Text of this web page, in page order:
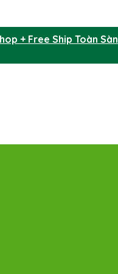
+ Free Ship Toàn Sàn